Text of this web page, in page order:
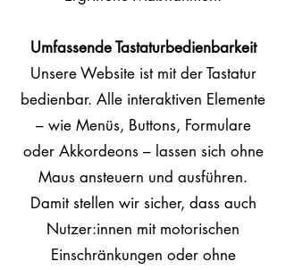
Umfassende Tastaturbedienbarkeit
Unsere Website ist mit der Tastatur
bedienbar. Alle interaktiven Elemente
– wie Menüs, Buttons, Formulare
oder Akkordeons – lassen sich ohne
Maus ansteuern und ausführen.
Damit stellen wir sicher, dass auch
Nutzer:innen mit motorischen
Einschränkungen oder ohne